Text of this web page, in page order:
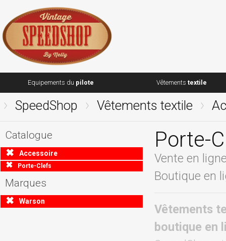
Equipements du pilote Vêtements textile
SpeedShop Vêtements textile
Catalogue
Accessoire
Porte-Clefs
Marques
Warson
Porte-
Vente en
Boutique en
Vêtements
boutique en